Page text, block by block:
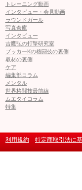
トレーニング動画
インタビュー・会見動画
ラウンドガール
写真倉庫
インタビュー
吉鷹弘の打撃研究室
ブッカーKの格闘技の裏側
取材の裏側
ケア
編集部コラム
メンタル
世界格闘技最前線
ムエタイコラム
特集
利用規約 特定商取引法に